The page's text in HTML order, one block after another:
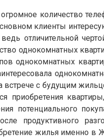
количество
клиенты
отличительной
однокомнатных
однокомнатных
встрече с будущим
приобретения
потенциального
продуктивного
жилья именно в